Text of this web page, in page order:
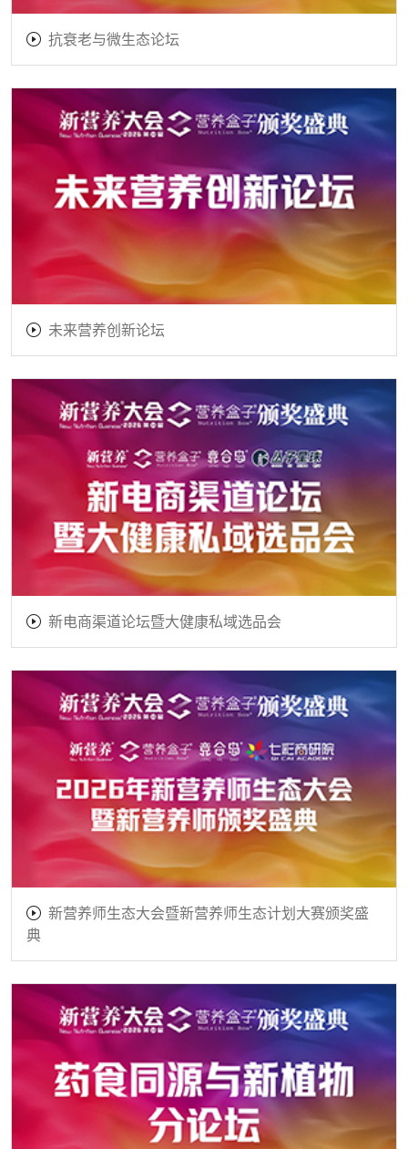
抗衰老与微生态论坛
未来营养创新论坛
新电商渠道论坛暨大健康私域选品会
新营养师生态大会暨新营养师生态计划大赛颁奖盛
典